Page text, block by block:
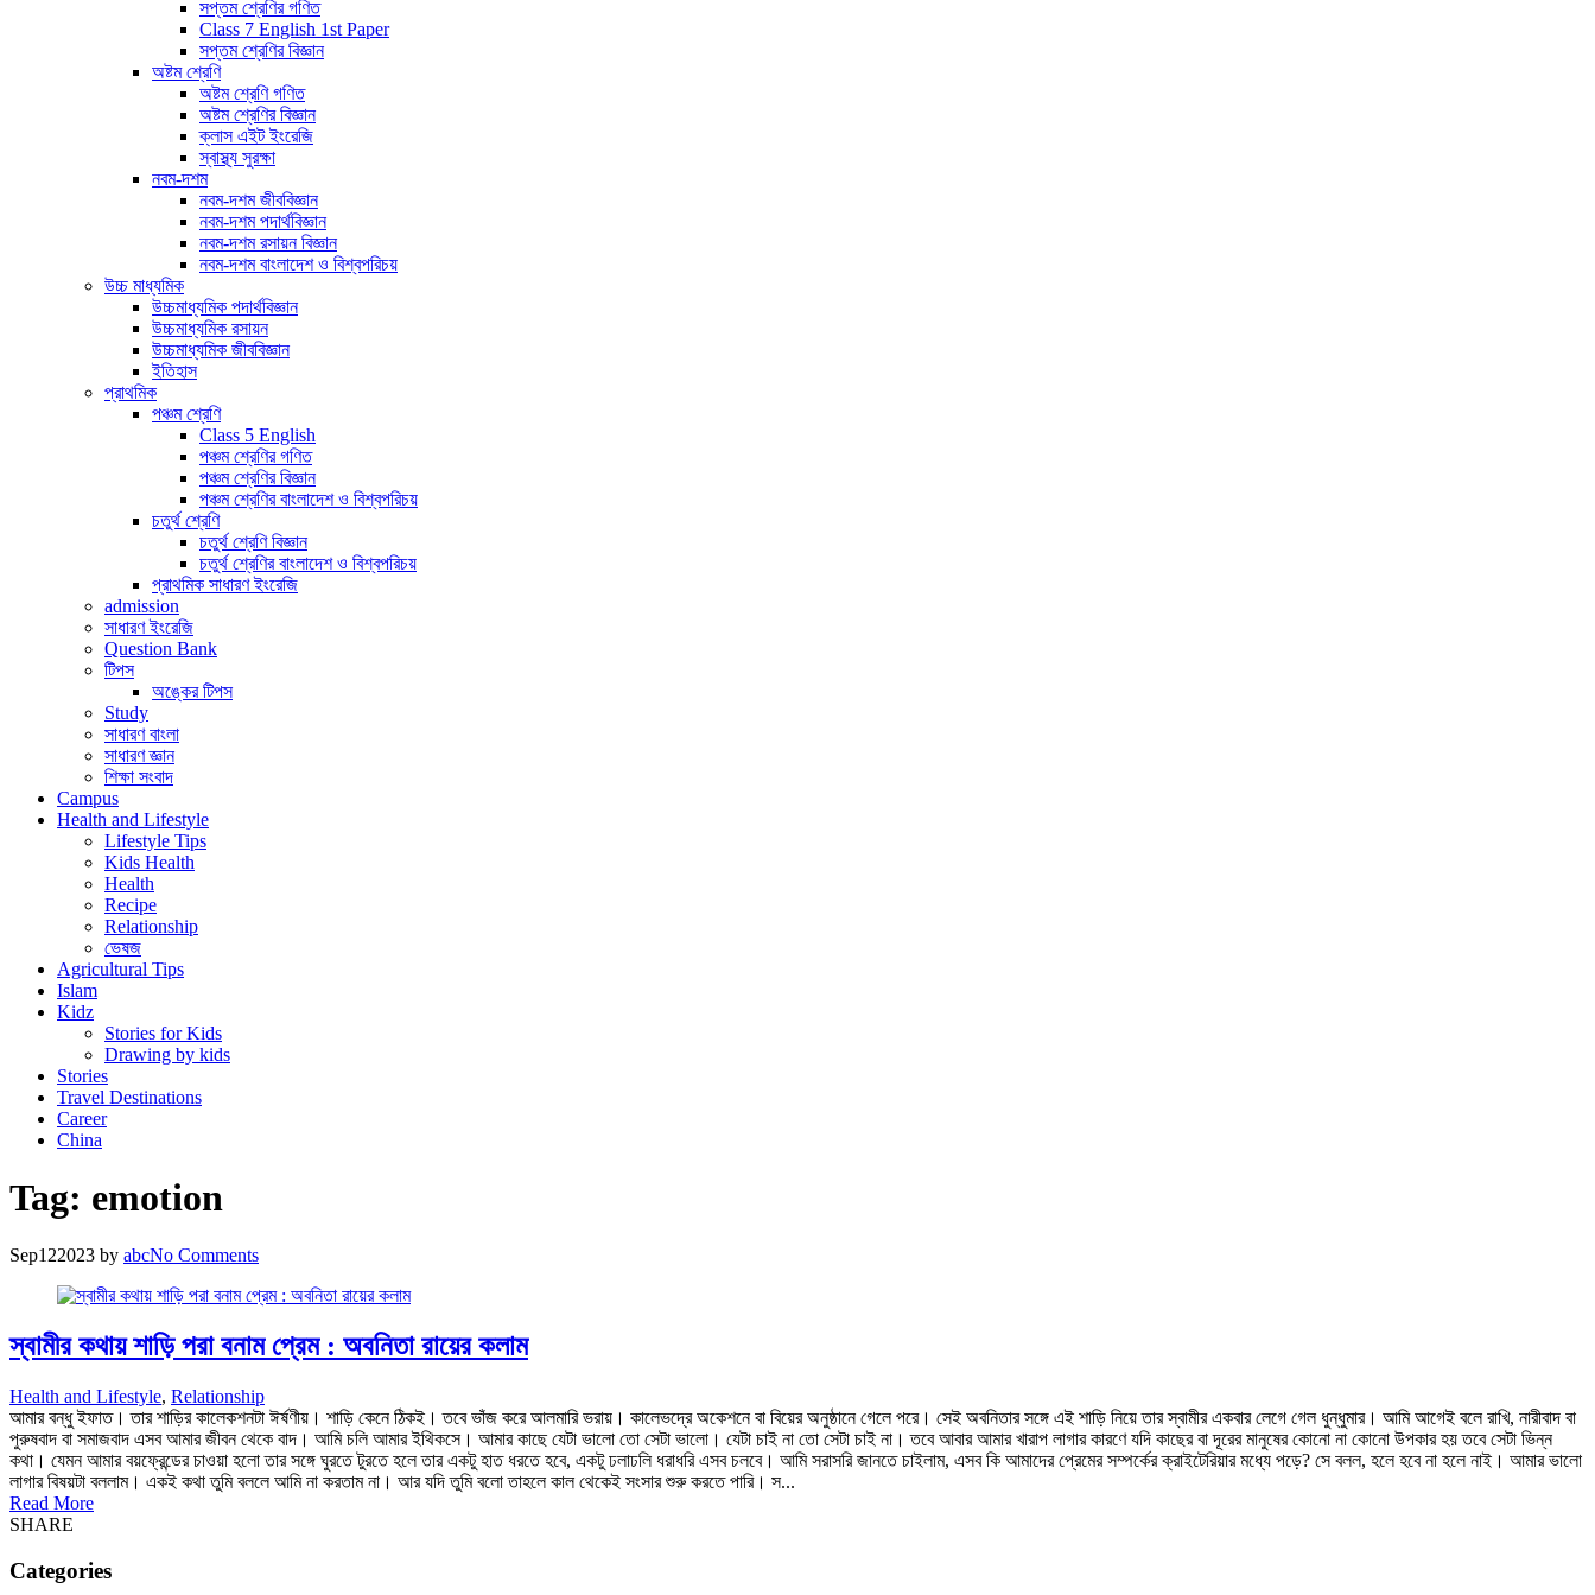
সপ্তম শ্রেণির গণিত
Class 7 English 1st Paper
সপ্তম শ্রেণির বিজ্ঞান
অষ্টম শ্রেণি
অষ্টম শ্রেণি গণিত
অষ্টম শ্রেণির বিজ্ঞান
ক্লাস এইট ইংরেজি
স্বাস্থ্য সুরক্ষা
নবম-দশম
নবম-দশম জীববিজ্ঞান
নবম-দশম পদার্থবিজ্ঞান
নবম-দশম রসায়ন বিজ্ঞান
নবম-দশম বাংলাদেশ ও বিশ্বপরিচয়
উচ্চ মাধ্যমিক
উচ্চমাধ্যমিক পদার্থবিজ্ঞান
উচ্চমাধ্যমিক রসায়ন
উচ্চমাধ্যমিক জীববিজ্ঞান
ইতিহাস
প্রাথমিক
পঞ্চম শ্রেণি
Class 5 English
পঞ্চম শ্রেণির গণিত
পঞ্চম শ্রেণির বিজ্ঞান
পঞ্চম শ্রেণির বাংলাদেশ ও বিশ্বপরিচয়
চতুর্থ শ্রেণি
চতুর্থ শ্রেণি বিজ্ঞান
চতুর্থ শ্রেণির বাংলাদেশ ও বিশ্বপরিচয়
প্রাথমিক সাধারণ ইংরেজি
admission
সাধারণ ইংরেজি
Question Bank
টিপস
অঙ্কের টিপস
Study
সাধারণ বাংলা
সাধারণ জ্ঞান
শিক্ষা সংবাদ
Campus
Health and Lifestyle
Lifestyle Tips
Kids Health
Health
Recipe
Relationship
ভেষজ
Agricultural Tips
Islam
Kidz
Stories for Kids
Drawing by kids
Stories
Travel Destinations
Career
China
Tag: emotion
Sep122023 by abcNo Comments
স্বামীর কথায় শাড়ি পরা বনাম প্রেম : অবনিতা রায়ের কলাম
Health and Lifestyle, Relationship
আমার বন্ধু ইফাত। তার শাড়ির কালেকশনটা ঈর্ষণীয়। শাড়ি কেনে ঠিকই। তবে ভাঁজ করে আলমারি ভরায়। কালেভদ্রে অকেশনে বা বিয়ের অনুষ্ঠানে গেলে পরে। সেই অবনিতার সঙ্গে এই শাড়ি নিয়ে তার স্বামীর একবার লেগে গেল ধুন্ধুমার। আমি আগেই বলে রাখি, নারীবাদ বা
পুরুষবাদ বা সমাজবাদ এসব আমার জীবন থেকে বাদ। আমি চলি আমার ইথিকসে। আমার কাছে যেটা ভালো তো সেটা ভালো। যেটা চাই না তো সেটা চাই না। তবে আবার আমার খারাপ লাগার কারণে যদি কাছের বা দূরের মানুষের কোনো না কোনো উপকার হয় তবে সেটা ভিন্ন
কথা। যেমন আমার বয়ফ্রেন্ডের চাওয়া হলো তার সঙ্গে ঘুরতে টুরতে হলে তার একটু হাত ধরতে হবে, একটু ঢলাঢলি ধরাধরি এসব চলবে। আমি সরাসরি জানতে চাইলাম, এসব কি আমাদের প্রেমের সম্পর্কের ক্রাইটেরিয়ার মধ্যে পড়ে? সে বলল, হলে হবে না হলে নাই। আমার ভালো
লাগার বিষয়টা বললাম। একই কথা তুমি বললে আমি না করতাম না। আর যদি তুমি বলো তাহলে কাল থেকেই সংসার শুরু করতে পারি। স...
Read More
SHARE
Categories